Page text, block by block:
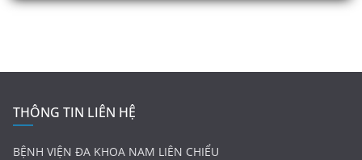
THÔNG TIN LIÊN HỆ
BỆNH VIỆN ĐA KHOA NAM LIÊN CHIỂU